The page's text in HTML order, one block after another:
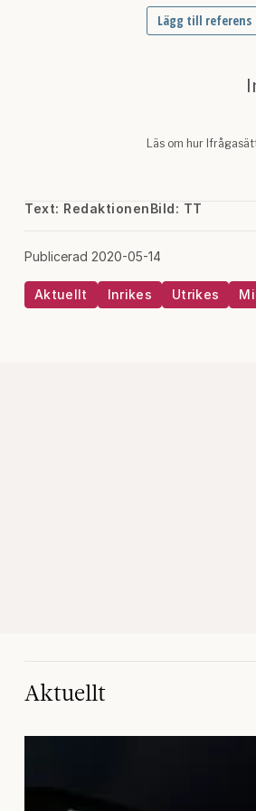
Text: RedaktionenBild: TT
Publicerad 2020-05-14
Aktuellt Inrikes Utrikes
Aktuellt